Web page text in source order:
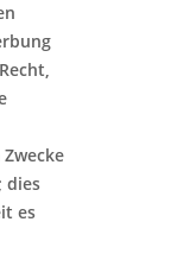
dies
es